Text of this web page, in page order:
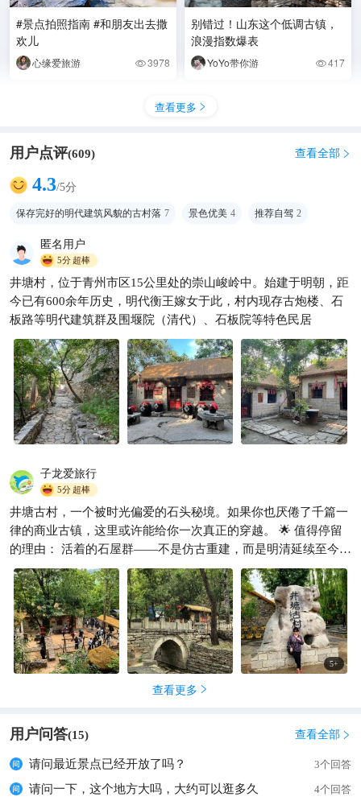
#景点拍照指南 #和朋友出去撒
欢儿
心缘爱旅游 3978
井塘古村，深山明代石筑秘境
爱旅行的快乐 340
别错过！山东这个低调古镇，
浪漫指数爆表
YoYo带你游 417
查看更多 
用户点评(609) 查看全部 
4.3/5分
保存完好的明代建筑风貌的古村落 7 景色优美 4 推荐自驾 2
匿名用户
5分超棒
井塘村，位于青州市区15公里处的崇山峻岭中。始建于明朝，距
今已有600余年历史，明代衡王嫁女于此，村内现存古炮楼、石
板路等明代建筑群及围堰院（清代）、石板院等特色民居
子龙爱旅行
5分超棒
井塘古村，一个被时光偏爱的石头秘境。如果你也厌倦了千篇一
律的商业古镇，这里或许能给你一次真正的穿越。 🌟 值得停留
的理由： 活着的石屋群——不是仿古重建，而是明清延续至今的
石头院落。触摸那些被岁月磨光的石墙，仿佛能听见匠人凿石的
叮当声。 山泉脉络——跟着溪流走就不会迷路。古井、水道、石
桥，水系统依然在滋养着村民的生活，记得尝尝甘甜的井水。 孙
家大院的故事感——站在绣楼窗前，忽然理解旧时闺秀望见青山
的心情。建议找个村民聊聊，那些家族往事比解说牌生动十倍。
⚠️ 真实提醒： • 适合喜欢原生态的旅行者，这里没有精致的咖啡
李箱不友好，建议轻装前往，穿防滑鞋。 • 傍晚时分最美，夕阳
验： 往村子深处走，会遇见仍在用传统方法编筐的老人；雨后清
楂，空气都是酸甜的。 这里不适合匆忙打卡，适合坐在百年槐树
下发呆。当别处的古镇在卖全国同款小吃时，井塘古村还在用自
5+
查看更多 
用户问答(15) 查看全部 
请问最近景点已经开放了吗？ 3个回答
请问一下，这个地方大吗，大约可以逛多久 4个回答